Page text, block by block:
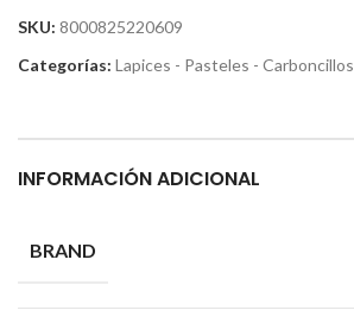
SKU: 8000825220609
Categorías: Lapices - Pasteles - Carboncillos
INFORMACIÓN ADICIONAL
BRAND